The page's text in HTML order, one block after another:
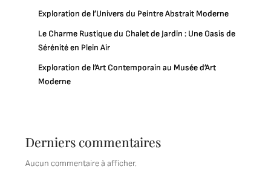
Exploration de l’Univers du Peintre Abstrait Moderne
Le Charme Rustique du Chalet de Jardin : Une Oasis de
Sérénité en Plein Air
Exploration de l’Art Contemporain au Musée d’Art
Moderne
Derniers commentaires
Aucun commentaire à afficher.